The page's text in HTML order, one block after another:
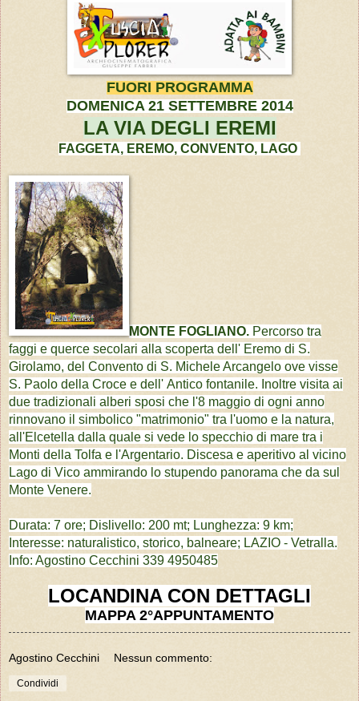
FUORI PROGRAMMA
DOMENICA 21 SETTEMBRE 2014
LA VIA DEGLI EREMI
FAGGETA, EREMO, CONVENTO, LAGO
MONTE FOGLIANO. Percorso tra
faggi e querce secolari alla scoperta dell' Eremo di S.
Girolamo, del Convento di S. Michele Arcangelo ove visse
S. Paolo della Croce e dell' Antico fontanile. Inoltre visita ai
due tradizionali alberi sposi che l'8 maggio di ogni anno
rinnovano il simbolico "matrimonio" tra l'uomo e la natura,
all'Elcetella dalla quale si vede lo specchio di mare tra i
Monti della Tolfa e l'Argentario. Discesa e aperitivo al vicino
Lago di Vico ammirando lo stupendo panorama che da sul
Monte Venere.
Durata: 7 ore; Dislivello: 200 mt; Lunghezza: 9 km;
Interesse: naturalistico, storico, balneare; LAZIO - Vetralla.
Info: Agostino Cecchini 339 4950485
LOCANDINA CON DETTAGLI
MAPPA 2°APPUNTAMENTO
Agostino Cecchini Nessun commento:
Condividi